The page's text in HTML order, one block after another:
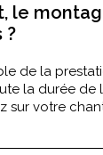
le
?
de la
la durée
sur votre